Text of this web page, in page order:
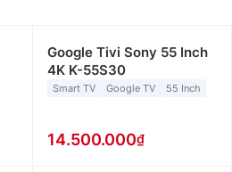
Google Tivi Sony 55 Inch
4K K-55S30
Smart TV Google TV 55 Inch
14.500.000